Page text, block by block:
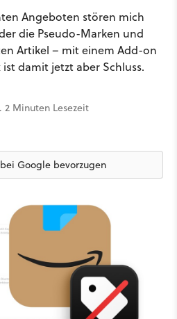
Angeboten stören mich
die Pseudo-Marken und
Artikel – mit einem Add-on
damit jetzt aber Schluss.
2 Minuten Lesezeit
Google bevorzugen